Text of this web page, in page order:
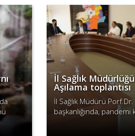
İl Sağlık
Aşılama toplantısı
İl Sağlık Müdürü
başkanlığında, pandemi